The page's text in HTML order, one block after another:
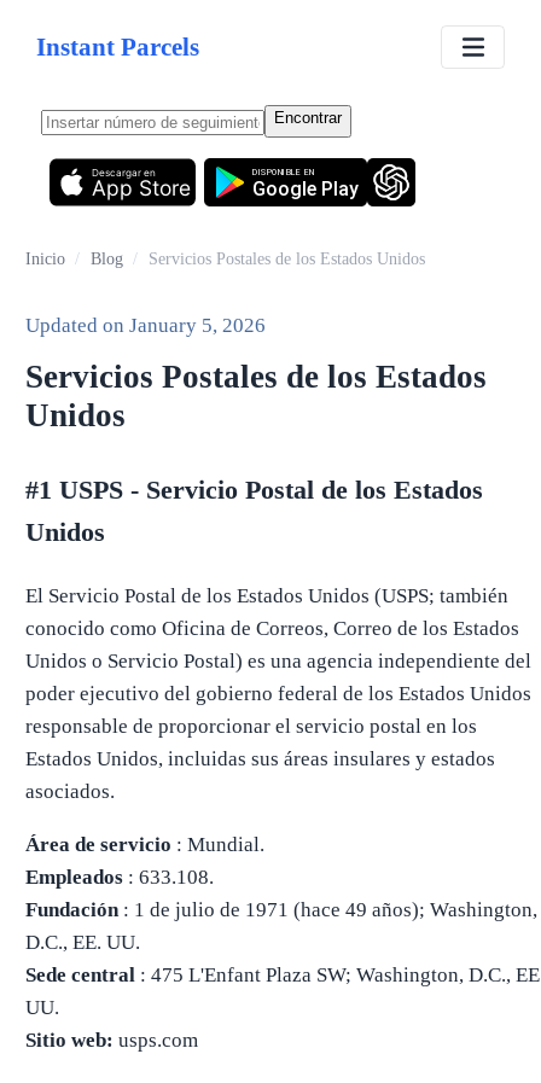
Instant Parcels
Encontrar
App Store
Descargar en
Google Play
DISPONIBLE EN
Inicio / Blog / Servicios Postales de los Estados Unidos
Updated on January 5, 2026
Servicios Postales de los Estados
Unidos
#1 USPS - Servicio Postal de los Estados
Unidos
El Servicio Postal de los Estados Unidos (USPS; también
conocido como Oficina de Correos, Correo de los Estados
Unidos o Servicio Postal) es una agencia independiente del
poder ejecutivo del gobierno federal de los Estados Unidos
responsable de proporcionar el servicio postal en los
Estados Unidos, incluidas sus áreas insulares y estados
asociados.
Área de servicio : Mundial.
Empleados: 633.108.
Fundación: 1 de julio de 1971 (hace 49 años); Washington,
D.C., EE. UU.
Sede central : 475 L'Enfant Plaza SW; Washington, D.C.,
UU.
Sitio web: usps.com